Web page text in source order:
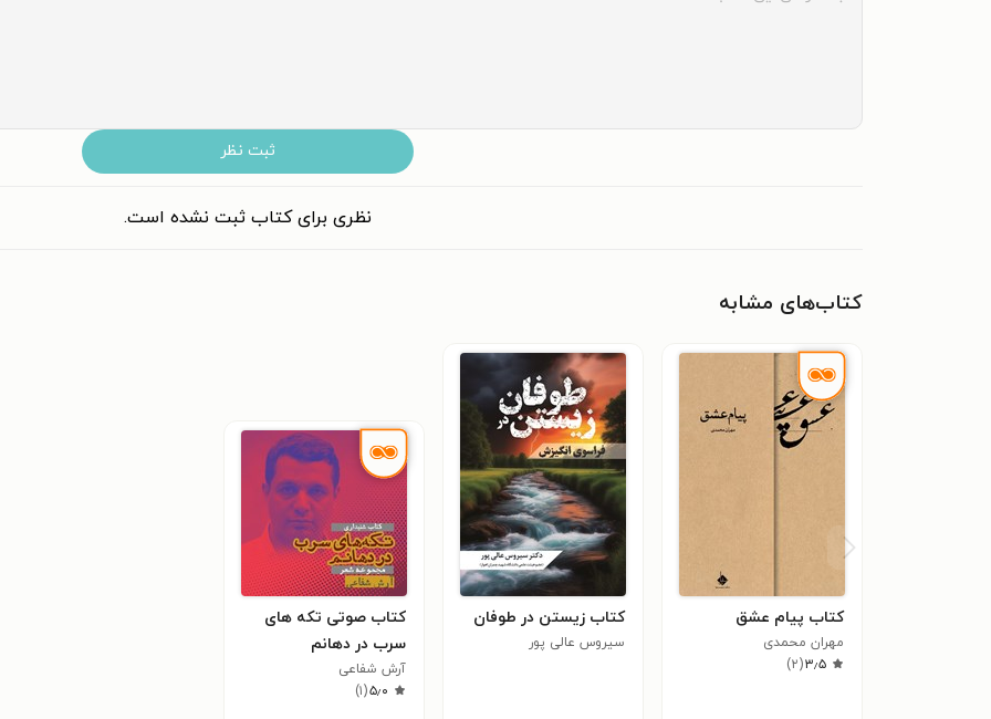
ثبت نظر
نظری برای کتاب ثبت نشده است.
کتاب‌های مشابه
کتاب پیام عشق
مهران محمدی
۳٫۵(۲)
کتاب زیستن در طوفان
سیروس عالی پور
کتاب صوتی تکه‌ های
سرب در دهانم
آرش شفاعی
۵٫۰(۱)